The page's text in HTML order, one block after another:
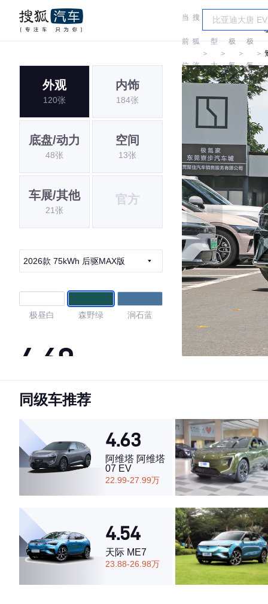
当
前
位
搜
狐
汽
＞
车
型
大
＞
极
氪
＞
极
氪
＞
外观
120张
内饰
184张
底盘/动力
48张
空间
13张
车展/其他
21张
官方
2026款 75kWh 后驱MAX版
极昼白 森野绿 涧石蓝
4.69
·外观表现一般，低于57%同级车
·空间表现较为优秀，优于71%同级车
同级车推荐
4.63
阿维塔 阿维塔
07 EV
22.99-27.99万
4.54
天际 ME7
23.88-26.98万